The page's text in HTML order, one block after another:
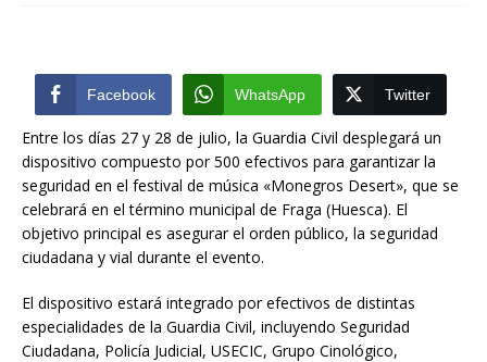
Facebook WhatsApp Twitter
Entre los días 27 y 28 de julio, la Guardia Civil desplegará un
dispositivo compuesto por 500 efectivos para garantizar la
seguridad en el festival de música «Monegros Desert», que se
celebrará en el término municipal de Fraga (Huesca). El
objetivo principal es asegurar el orden público, la seguridad
ciudadana y vial durante el evento.
El dispositivo estará integrado por efectivos de distintas
especialidades de la Guardia Civil, incluyendo Seguridad
Ciudadana, Policía Judicial, USECIC, Grupo Cinológico,